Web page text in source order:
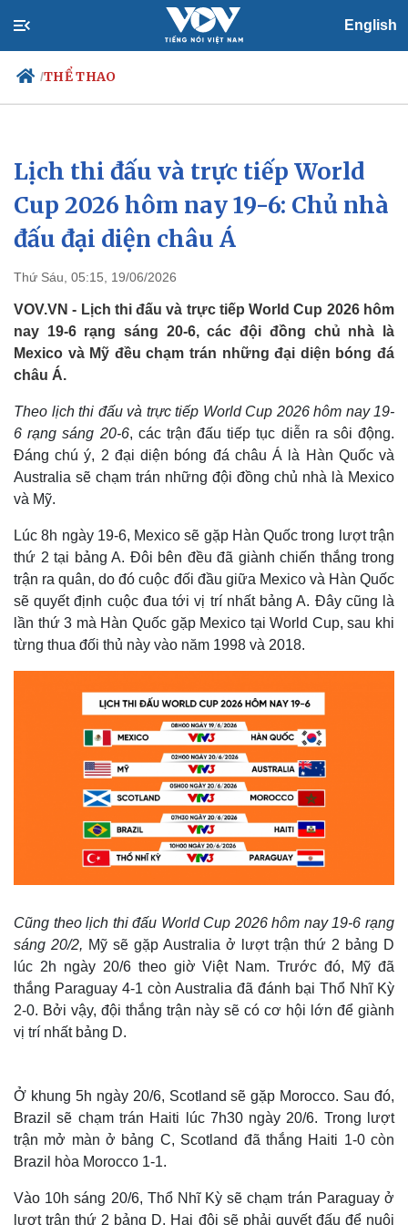
English
/THỂ THAO
Chính trị
Đảng
Tổ chức nhân sự
Quốc hội
Nhận diện sự thật
Xã hội
Tin 24h
Dự báo thời tiết
Giáo dục
Lịch thi đấu và trực tiếp World
Cup 2026 hôm nay 19-6: Chủ nhà
đấu đại diện châu Á
Thứ Sáu, 05:15, 19/06/2026
VOV.VN - Lịch thi đấu và trực tiếp World Cup 2026 hôm
nay 19-6 rạng sáng 20-6, các đội đồng chủ nhà là
Mexico và Mỹ đều chạm trán những đại diện bóng đá
châu Á.
Theo lịch thi đấu và trực tiếp World Cup 2026 hôm nay 19-
6 rạng sáng 20-6, các trận đấu tiếp tục diễn ra sôi động.
Đáng chú ý, 2 đại diện bóng đá châu Á là Hàn Quốc và
Australia sẽ chạm trán những đội đồng chủ nhà là Mexico
và Mỹ.
Lúc 8h ngày 19-6, Mexico sẽ gặp Hàn Quốc trong lượt trận
thứ 2 tại bảng A. Đôi bên đều đã giành chiến thắng trong
trận ra quân, do đó cuộc đối đầu giữa Mexico và Hàn Quốc
sẽ quyết định cuộc đua tới vị trí nhất bảng A. Đây cũng là
lần thứ 3 mà Hàn Quốc gặp Mexico tại World Cup, sau khi
từng thua đối thủ này vào năm 1998 và 2018.
Cũng theo lịch thi đấu World Cup 2026 hôm nay 19-6 rạng
sáng 20/2, Mỹ sẽ gặp Australia ở lượt trận thứ 2 bảng D
lúc 2h ngày 20/6 theo giờ Việt Nam. Trước đó, Mỹ đã
thắng Paraguay 4-1 còn Australia đã đánh bại Thổ Nhĩ Kỳ
2-0. Bởi vậy, đội thắng trận này sẽ có cơ hội lớn để giành
vị trí nhất bảng D.
Ở khung 5h ngày 20/6, Scotland sẽ gặp Morocco. Sau đó,
Brazil sẽ chạm trán Haiti lúc 7h30 ngày 20/6. Trong lượt
trận mở màn ở bảng C, Scotland đã thắng Haiti 1-0 còn
Brazil hòa Morocco 1-1.
Vào 10h sáng 20/6, Thổ Nhĩ Kỳ sẽ chạm trán Paraguay ở
lượt trận thứ 2 bảng D. Hai đội sẽ phải quyết đấu để nuôi